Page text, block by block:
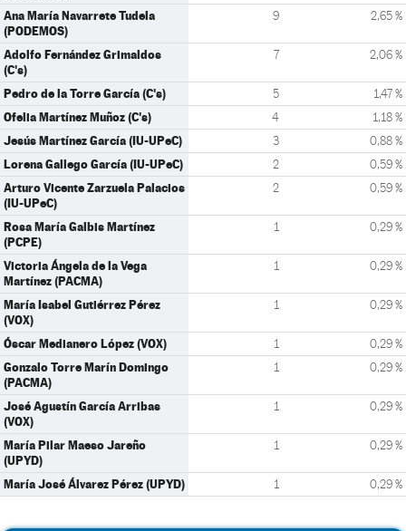
Ana María Navarrete Tudela
(PODEMOS)
9 2,65 %
Adolfo Fernández Grimaldos
(C's)
7 2,06 %
Pedro de la Torre García (C's) 5 1,47 %
Ofelia Martínez Muñoz (C's) 4 1,18 %
Jesús Martínez García (IU-UPeC) 3 0,88 %
Lorena Gallego García (IU-UPeC) 2 0,59 %
Arturo Vicente Zarzuela Palacios
(IU-UPeC)
2 0,59 %
Rosa María Galbis Martínez
(PCPE)
1 0,29 %
Victoria Ángela de la Vega
Martínez (PACMA)
1 0,29 %
María Isabel Gutiérrez Pérez
(VOX)
1 0,29 %
Óscar Medianero López (VOX) 1 0,29 %
Gonzalo Torre Marín Domingo
(PACMA)
1 0,29 %
José Agustín García Arribas
(VOX)
1 0,29 %
María Pilar Maeso Jareño
(UPYD)
1 0,29 %
María José Álvarez Pérez (UPYD) 1 0,29 %